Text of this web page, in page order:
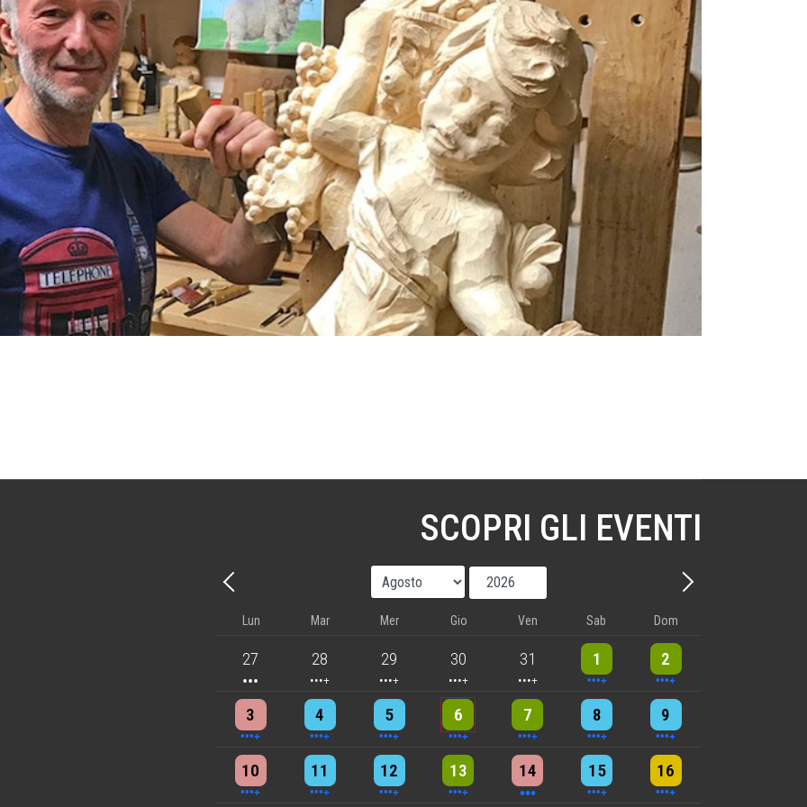
SCOPRI GLI EVENTI
Precedente - Mese
Anno
Avanti - Mese
Lun Mar Mer Gio Ven Sab Dom
27
3 events 28
4 events 29
5 events 30
5 events 31
5 events 1
10 events 2
8 events
3
4 events 4
4 events 5
7 events 6
6 events 7
5 events 8
7 events 9
8 events
10
6 events 11
7 events 12
7 events 13
9 events 14
3 events 15
5 events 16
4 events